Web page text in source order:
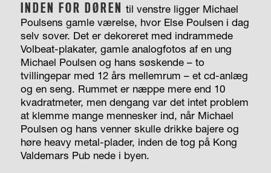
INDEN FOR DØREN til venstre ligger Michael
Poulsens gamle værelse, hvor Else Poulsen i dag
selv sover. Det er dekoreret med indrammede
Volbeat-plakater, gamle analogfotos af en ung
Michael Poulsen og hans søskende – to
tvillingepar med 12 års mellemrum – et cd-anlæg
og en seng. Rummet er næppe mere end 10
kvadratmeter, men dengang var det intet problem
at klemme mange mennesker ind, når Michael
Poulsen og hans venner skulle drikke bajere og
høre heavy metal-plader, inden de tog på Kong
Valdemars Pub nede i byen.